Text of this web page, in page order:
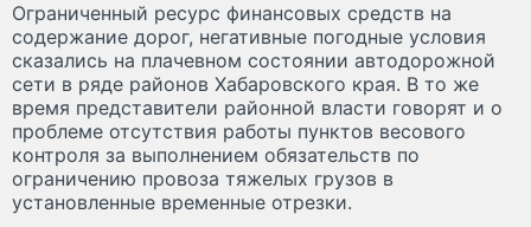
Ограниченный ресурс финансовых средств на
содержание дорог, негативные погодные условия
сказались на плачевном состоянии автодорожной
сети в ряде районов Хабаровского края. В то же
время представители районной власти говорят и о
проблеме отсутствия работы пунктов весового
контроля за выполнением обязательств по
ограничению провоза тяжелых грузов в
установленные временные отрезки.